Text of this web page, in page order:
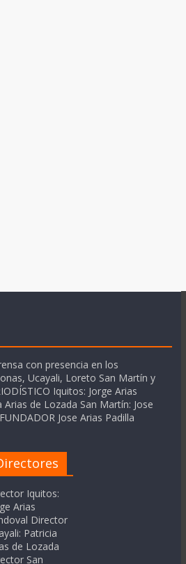
con presencia en los
Ucayali, Loreto San Martín y
Iquitos: Jorge Arias
Arias de Lozada San Martín: Jose
Jose Arias Padilla
Iquitos:
Arias
Director
Patricia
de Lozada
San